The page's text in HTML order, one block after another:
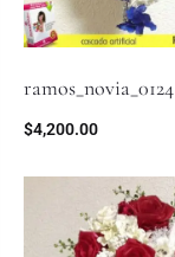
ramos_novia_0124
$4,200.00